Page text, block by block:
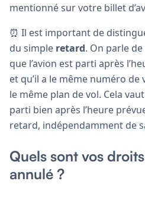
mentionné sur votre billet
⏰ Il est important de
du simple retard. On parle
que l’avion est parti après
et qu’il a le même numéro de
le même plan de vol. Cela
parti bien après l’heure
retard, indépendamment de
Quels sont vos
annulé ?